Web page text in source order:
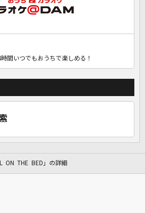
間いつでもおうちで楽しめる！
ON THE BED」の詳細